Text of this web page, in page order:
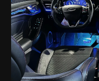
▫️維持加速順暢與車室空
每一次細節檢查，都是為